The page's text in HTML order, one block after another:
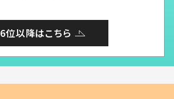
6位以降はこちら